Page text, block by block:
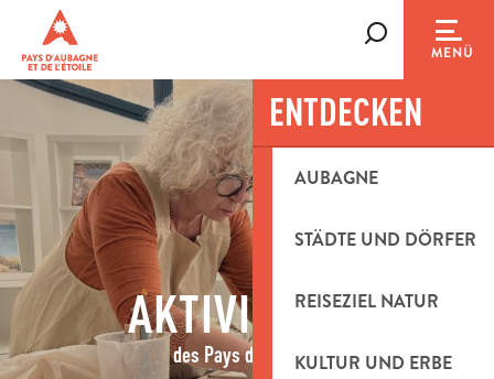
contenu
principal
MENÜ
ENTDECKEN
AUBAGNE
STÄDTE UND DÖRFER
REISEZIEL NATUR
KULTUR UND ERBE
AKTIVITÄTEN
des Pays d'Aubagne